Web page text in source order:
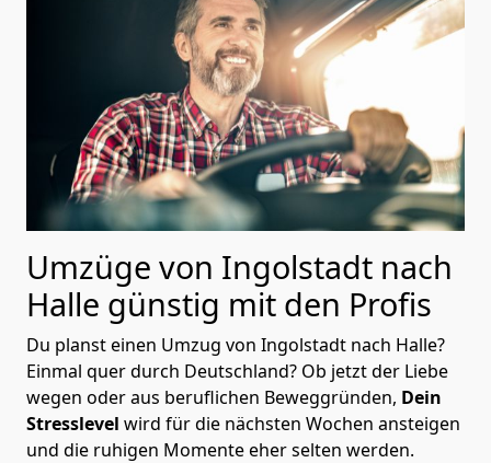
Umzüge von Ingolstadt nach
Halle günstig mit den Profis
Du planst einen Umzug von Ingolstadt nach Halle?
Einmal quer durch Deutschland? Ob jetzt der Liebe
wegen oder aus beruflichen Beweggründen, Dein
Stresslevel wird für die nächsten Wochen ansteigen
und die ruhigen Momente eher selten werden.